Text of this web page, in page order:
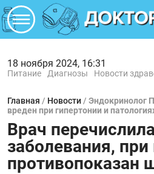
18 ноября 2024, 16:31
Питание Диагнозы Новости
Главная / Новости / Эндокринолог
вреден при гипертонии и
Врач перечислила
заболевания,
противопоказан